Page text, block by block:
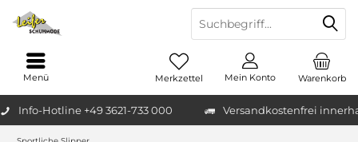
Info-Hotline +49 3621-733 000 Versandkostenfrei
Warenkorb
Merkzettel Mein Konto
Menü